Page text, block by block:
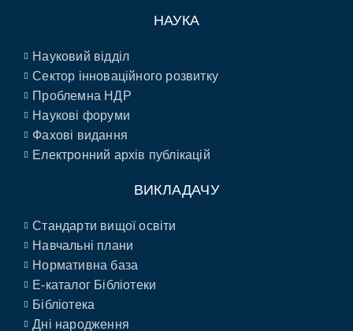
НАУКА
Науковий відділ
Сектор інноваційного розвитку
Проблемна НДР
Наукові форуми
Фахові видання
Електронний архів публікацій
ВИКЛАДАЧУ
Стандарти вищої освіти
Навчальні плани
Нормативна база
E-каталог Бібліотеки
Бібліотека
Дні народження